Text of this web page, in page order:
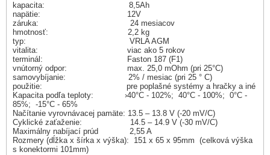
kapacita: 8,5Ah
napätie: 12V
záruka: 24 mesiacov
hmotnosť: 2,2 kg
typ: VRLA AGM
vitalita: viac ako 5 rokov
terminál: Faston 187 (F1)
vnútorný odpor: max. 25,0 mOhm (pri 25°C)
samovybíjanie: 2% / mesiac (pri 25 ° C)
použitie: pre poplašné systémy a hračky a iné
Kapacita podľa teploty: ›40°C - 102%; 40°C - 100%; 0°C -
85%; -15°C - 65%
Načítanie vyrovnávacej pamäte: 13.5 – 13.8 V (-20 mV/C)
Cyklické zaťaženie: 14.5 – 14.9 V (-30 mV/C)
Maximálny nabíjací prúd 2,55 A
Rozmery (dĺžka x šírka x výška): 151 x 65 x 95mm (celková výška
s konektormi 101mm)